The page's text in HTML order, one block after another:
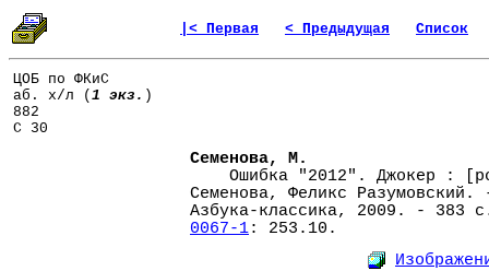
|< Первая < Предыдущая Список
ЦОБ по ФКиС
аб. х/л ( 1 экз. )
882
С 30
Семенова, М.
Ошибка "2012". Джокер :
Семенова, Феликс Разумовский.
Азбука-классика, 2009. - 383
0067-1: 253.10.